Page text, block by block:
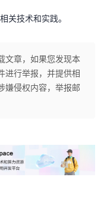
关技术和实践。
文章，如果您发现本
进行举报，并提供相
嫌侵权内容，举报邮